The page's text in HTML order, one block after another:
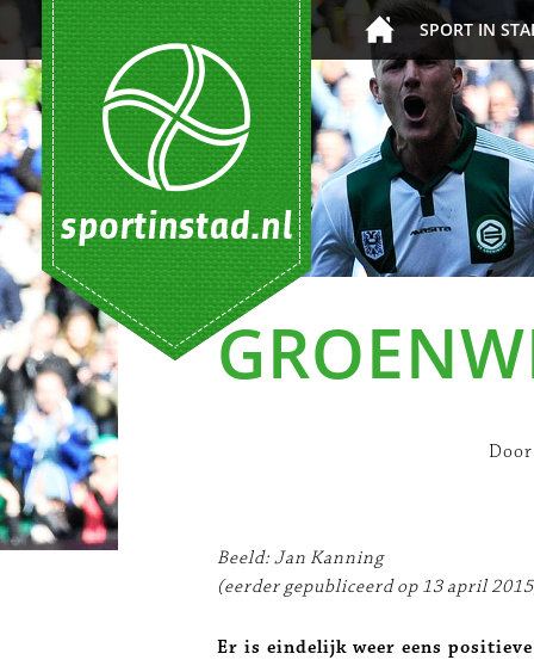
SPORT IN
Beeld: Jan Kanning
(eerder gepubliceerd op 13 april
Er is eindelijk weer eens